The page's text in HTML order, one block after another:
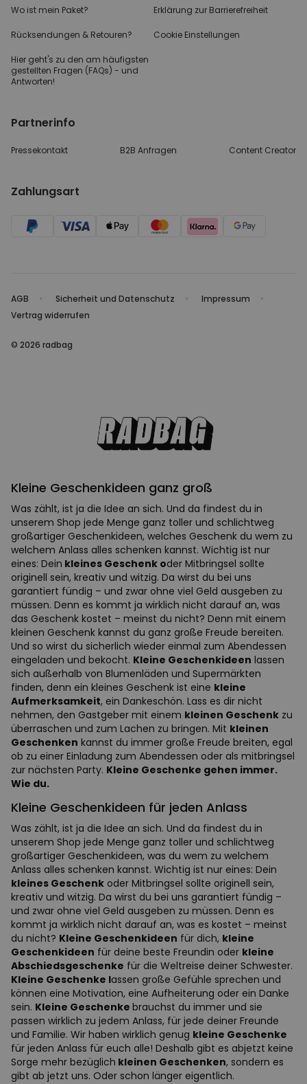
Wo ist mein Paket?
Rücksendungen & Retouren?
Hier geht's zu den am häufigsten
gestellten Fragen (FAQs) - und
Antworten!
Erklärung zur Barrierefreiheit
Cookie Einstellungen
Partnerinfo
Pressekontakt B2B Anfragen Content Creator
Zahlungsart
AGB Sicherheit und Datenschutz
Impressum
Vertrag widerrufen
© 2026 radbag
Kleine Geschenkideen ganz groß
Was zählt, ist ja die Idee an sich. Und da findest du in
unserem Shop jede Menge ganz toller und schlichtweg
großartiger Geschenkideen, welches Geschenk du wem zu
welchem Anlass alles schenken kannst. Wichtig ist nur
eines: Dein kleines Geschenk oder Mitbringsel sollte
originell sein, kreativ und witzig. Da wirst du bei uns
garantiert fündig – und zwar ohne viel Geld ausgeben zu
müssen. Denn es kommt ja wirklich nicht darauf an, was
das Geschenk kostet – meinst du nicht? Denn mit einem
kleinen Geschenk kannst du ganz große Freude bereiten.
Und so wirst du sicherlich wieder einmal zum Abendessen
eingeladen und bekocht. Kleine Geschenkideen lassen
sich außerhalb von Blumenläden und Supermärkten
finden, denn ein kleines Geschenk ist eine kleine
Aufmerksamkeit, ein Dankeschön. Lass es dir nicht
nehmen, den Gastgeber mit einem kleinen Geschenk zu
überraschen und zum Lachen zu bringen. Mit kleinen
Geschenken kannst du immer große Freude breiten, egal
ob zu einer Einladung zum Abendessen oder als mitbringsel
zur nächsten Party. Kleine Geschenke gehen immer.
Wie du.
Kleine Geschenkideen für jeden Anlass
Was zählt, ist ja die Idee an sich. Und da findest du in
unserem Shop jede Menge ganz toller und schlichtweg
großartiger Geschenkideen, was du wem zu welchem
Anlass alles schenken kannst. Wichtig ist nur eines: Dein
kleines Geschenk oder Mitbringsel sollte originell sein,
kreativ und witzig. Da wirst du bei uns garantiert fündig –
und zwar ohne viel Geld ausgeben zu müssen. Denn es
kommt ja wirklich nicht darauf an, was es kostet – meinst
du nicht? Kleine Geschenkideen für dich, kleine
Geschenkideen für deine beste Freundin oder kleine
Abschiedsgeschenke für die Weltreise deiner Schwester.
Kleine Geschenke lassen große Gefühle sprechen und
können eine Motivation, eine Aufheiterung oder ein Danke
sein. Kleine Geschenke brauchst du immer und sie
passen wirklich zu jedem Anlass, für jede deiner Freunde
und Familie. Wir haben wirklich genug kleine Geschenke
für jeden Anlass für euch alle! Deshalb gibt es abjetzt keine
Sorge mehr bezüglich kleinen Geschenken, sondern es
gibt ab jetzt uns. Oder schon länger eigentlich.